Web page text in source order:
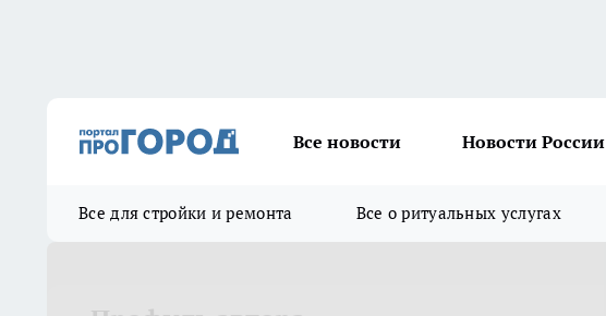
Все новости Новости России
Все для стройки и ремонта Все о ритуальных услугах